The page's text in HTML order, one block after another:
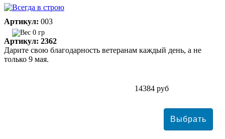
Артикул: 003
0 гр
Артикул: 2362
Дарите свою благодарность ветеранам каждый день, а не
только 9 мая.
14384 руб